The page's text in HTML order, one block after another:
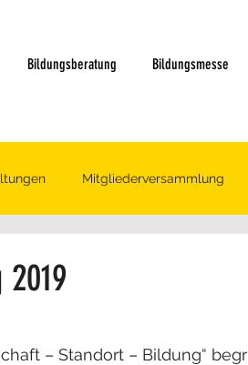
Bildungsberatung Bildungsmesse
Mitgliederversammlung
– Standort – Bildung“